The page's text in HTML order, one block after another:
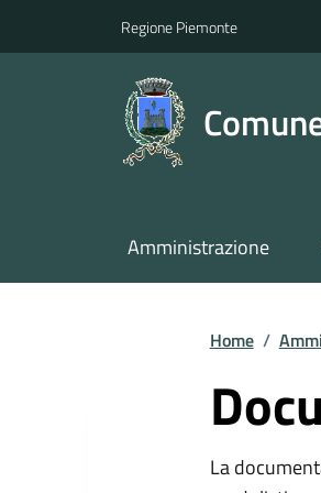
Regione Piemonte
Amministrazione
Home /
La